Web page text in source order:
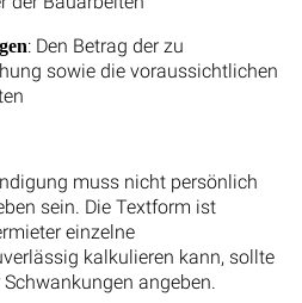
: Den Betrag der zu
sowie die voraussichtlichen
muss nicht persönlich
sein. Die Textform ist
einzelne
kalkulieren kann, sollte
angeben.